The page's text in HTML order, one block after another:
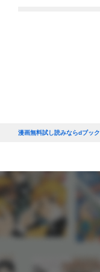
漫画無料試し読みならdブック